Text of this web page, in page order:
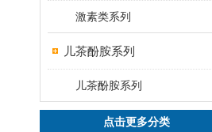
激素类系列
儿茶酚胺系列
儿茶酚胺系列
点击更多分类